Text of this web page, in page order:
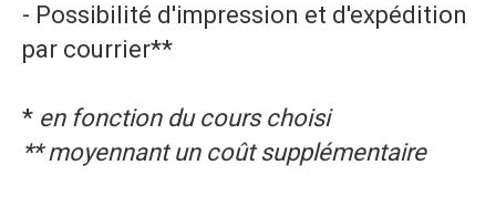
- Possibilité d'impression et d'expédition
par courrier**
* en fonction du cours choisi
** moyennant un coût supplémentaire